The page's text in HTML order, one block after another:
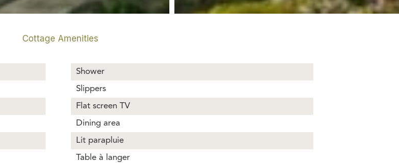
Cottage Amenities
Shower
Slippers
Flat screen TV
Dining area
Lit parapluie
Table à langer